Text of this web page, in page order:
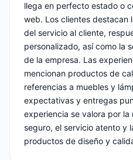
llega en perfecto estado o
web. Los clientes destacan
del servicio al cliente,
personalizado, así como la
de la empresa. Las
mencionan productos de
referencias a muebles y
expectativas y entregas
experiencia se valora por la
seguro, el servicio atento y
productos de diseño y